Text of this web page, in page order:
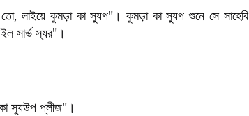
লাইয়ে কুমড়া কা স্যুপ"। কুমড়া কা স্যুপ শুনে সে সাহেবি
সার্ভ স্যর"।
কা স্যুউপ প্লীজ"।